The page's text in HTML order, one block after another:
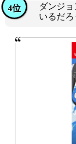
ダンジ
いるだ
4位